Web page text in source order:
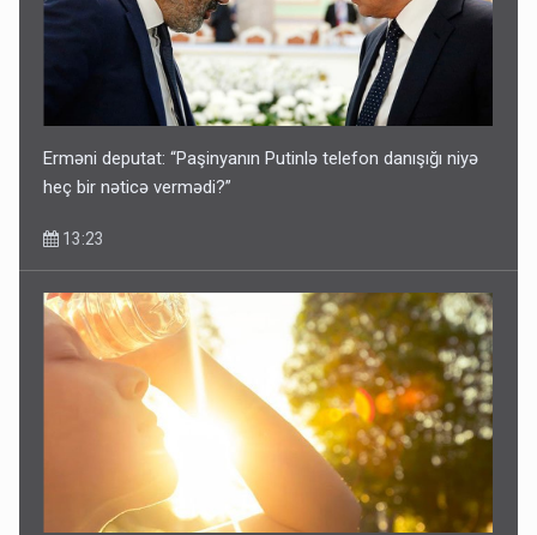
Erməni deputat: “Paşinyanın Putinlə telefon danışığı niyə
heç bir nəticə vermədi?”
13:23